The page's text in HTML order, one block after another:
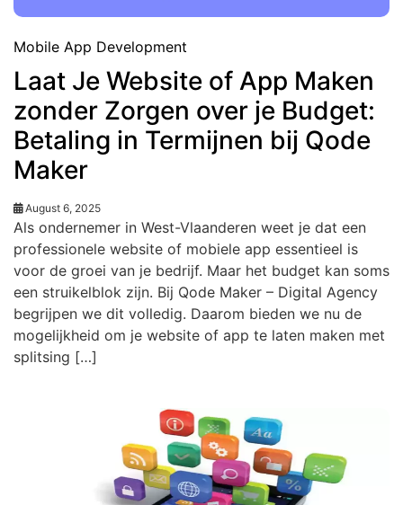
Mobile App Development
Laat Je Website of App Maken
zonder Zorgen over je Budget:
Betaling in Termijnen bij Qode
Maker
August 6, 2025
Als ondernemer in West-Vlaanderen weet je dat een
professionele website of mobiele app essentieel is
voor de groei van je bedrijf. Maar het budget kan soms
een struikelblok zijn. Bij Qode Maker – Digital Agency
begrijpen we dit volledig. Daarom bieden we nu de
mogelijkheid om je website of app te laten maken met
splitsing […]